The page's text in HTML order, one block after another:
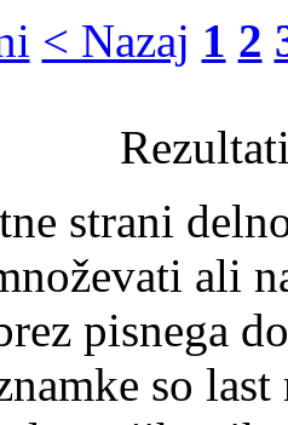
< Nazaj 1 2
strani
ali
pisnega
so